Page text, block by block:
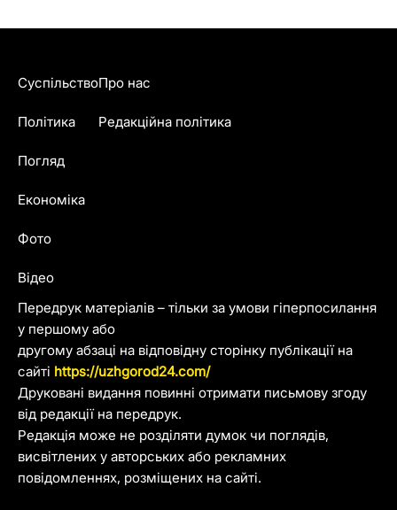
Передрук матеріалів – тільки за умови гіперпосилання
у першому або
другому абзаці на відповідну сторінку публікації на
сайті https://uzhgorod24.com/
Друковані видання повинні отримати письмову згоду
від редакції на передрук.
Редакція може не розділяти думок чи поглядів,
висвітлених у авторських або рекламних
повідомленнях, розміщених на сайті.
Суспільство
Політика
Погляд
Економіка
Фото
Відео
Про нас
Редакційна політика